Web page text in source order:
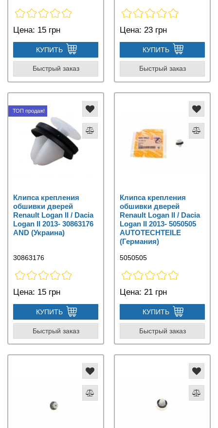
Цена: 15 грн
КУПИТЬ
Быстрый заказ
Цена: 23 грн
КУПИТЬ
Быстрый заказ
ТОП продаж!
Клипса крепления
обшивки дверей
Renault Logan II / Dacia
Logan II 2013- 30863176
AND (Украина)
30863176
Цена: 15 грн
КУПИТЬ
Быстрый заказ
Клипса крепления
обшивки дверей
Renault Logan II / Dacia
Logan II 2013- 5050505
AUTOTECHTEILE
(Германия)
5050505
Цена: 21 грн
КУПИТЬ
Быстрый заказ